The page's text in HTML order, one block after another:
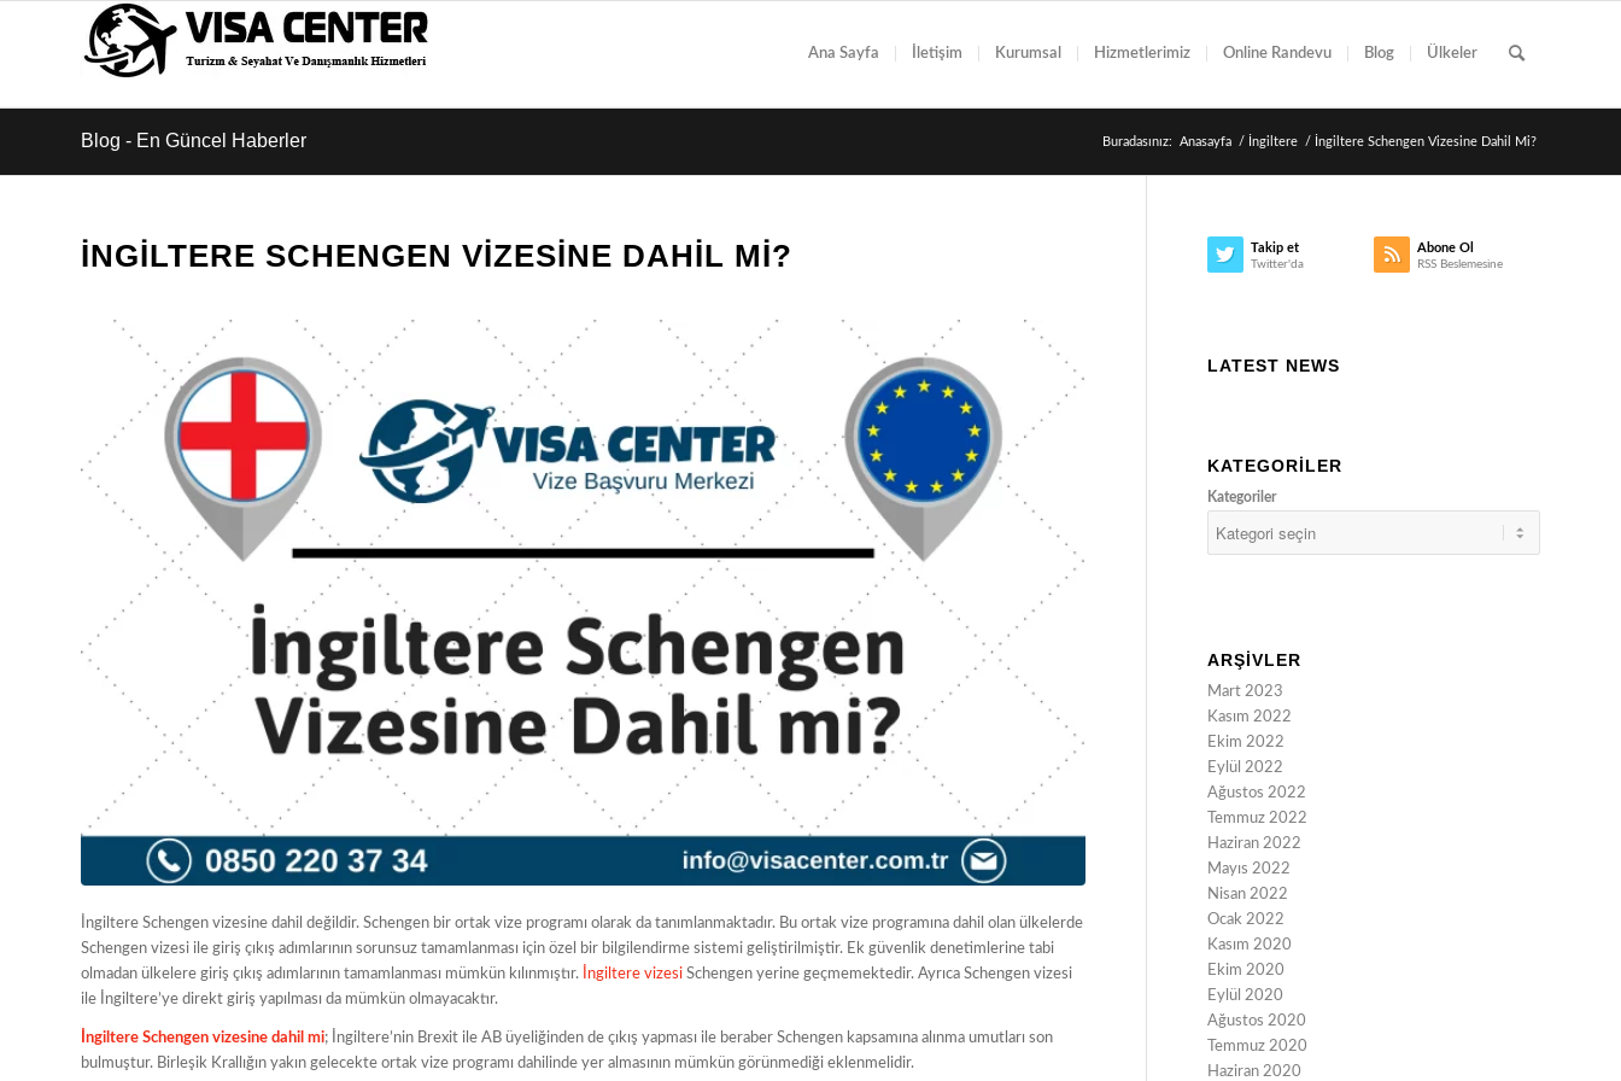
Ana Sayfa İletişim Kurumsal Hizmetlerimiz Online Randevu Blog Ülkeler
Blog - En Güncel Haberler Buradasınız: Anasayfa / İngiltere / İngiltere Schengen Vizesine Dahil Mi?
İNGILTERE SCHENGEN VIZESINE DAHIL MI?
İngiltere Schengen vizesine dahil değildir. Schengen bir ortak vize programı olarak da tanımlanmaktadır. Bu ortak vize programına dahil olan ülkelerde
Schengen vizesi ile giriş çıkış adımlarının sorunsuz tamamlanması için özel bir bilgilendirme sistemi geliştirilmiştir. Ek güvenlik denetimlerine tabi
olmadan ülkelere giriş çıkış adımlarının tamamlanması mümkün kılınmıştır.
İngiltere vizesi Schengen yerine geçmemektedir. Ayrıca Schengen vizesi
ile İngiltere’ye direkt giriş yapılması da mümkün olmayacaktır.
İngiltere Schengen vizesine dahil mi; İngiltere’nin Brexit ile AB üyeliğinden de çıkış yapması ile beraber Schengen kapsamına alınma umutları son
bulmuştur. Birleşik Krallığın yakın gelecekte ortak vize programı dahilinde yer almasının mümkün görünmediği eklenmelidir.
Takip et
Twitter'da
Abone Ol
RSS Beslemesine
LATEST NEWS
KATEGORILER
Kategoriler
ARŞIVLER
Mart 2023
Kasım 2022
Ekim 2022
Eylül 2022
Ağustos 2022
Temmuz 2022
Haziran 2022
Mayıs 2022
Nisan 2022
Ocak 2022
Kasım 2020
Ekim 2020
Eylül 2020
Ağustos 2020
Temmuz 2020
Haziran 2020